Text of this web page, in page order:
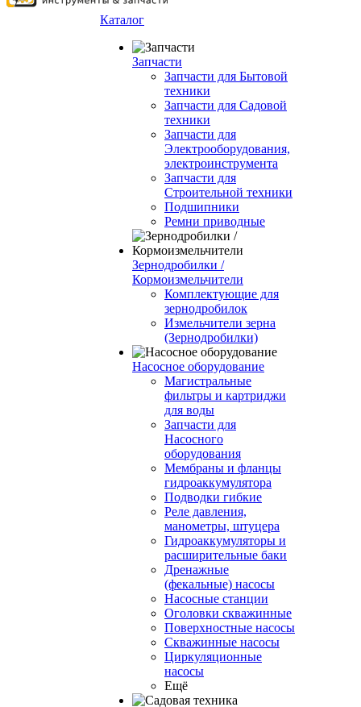
Каталог
Запчасти
Запчасти для Бытовой
техники
Запчасти для Садовой
техники
Запчасти для
Электрооборудования,
электроинструмента
Запчасти для
Строительной техники
Подшипники
Ремни приводные
Зернодробилки /
Кормоизмельчители
Комплектующие для
зернодробилок
Измельчители зерна
(Зернодробилки)
Насосное оборудование
Магистральные
фильтры и картриджи
для воды
Запчасти для
Насосного
оборудования
Мембраны и фланцы
гидроаккумулятора
Подводки гибкие
Реле давления,
манометры, штуцера
Гидроаккумуляторы и
расширительные баки
Дренажные
(фекальные) насосы
Насосные станции
Оголовки скважинные
Поверхностные насосы
Скважинные насосы
Циркуляционные
насосы
Ещё